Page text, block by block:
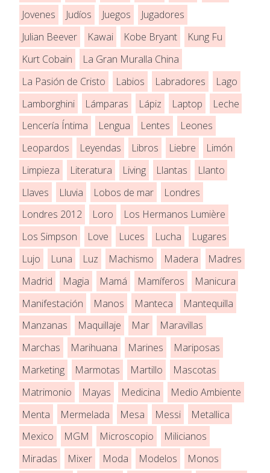
Jovenes
Judíos Juegos
Jugadores
Julian Beever
Kawai Kobe Bryant
Kung Fu
Kurt Cobain
La Gran Muralla China
La Pasión de Cristo
Labios Labradores
Lago
Lamborghini
Lámparas Lápiz Laptop
Leche
Lencería Íntima
Lengua Lentes
Leones
Leopardos
Leyendas Libros Liebre
Limón
Limpieza
Literatura Living Llantas
Llanto
Llaves
Lluvia Lobos de mar
Londres
Londres 2012
Loro
Los Hermanos Lumière
Los Simpson
Love Luces Lucha
Lugares
Lujo
Luna Luz Machismo Madera
Madres
Madrid
Magia Mamá Mamíferos
Manicura
Manifestación
Manos Manteca
Mantequilla
Manzanas
Maquillaje Mar
Maravillas
Marchas
Marihuana Marines
Mariposas
Marketing
Marmotas Martillo
Mascotas
Matrimonio
Mayas Medicina
Medio Ambiente
Menta
Mermelada Mesa Messi
Metallica
Mexico
MGM Microscopio
Milicianos
Miradas
Mixer Moda Modelos Monos